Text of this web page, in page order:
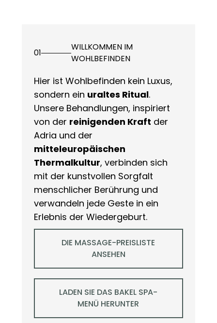
01
WILLKOMMEN IM
WOHLBEFINDEN
Hier ist Wohlbefinden kein Luxus,
sondern ein uraltes Ritual.
Unsere Behandlungen, inspiriert
von der reinigenden Kraft der
Adria und der
mitteleuropäischen
Thermalkultur, verbinden sich
mit der kunstvollen Sorgfalt
menschlicher Berührung und
verwandeln jede Geste in ein
Erlebnis der Wiedergeburt.
DIE MASSAGE-PREISLISTE
ANSEHEN
LADEN SIE DAS BAKEL SPA-
MENÜ HERUNTER